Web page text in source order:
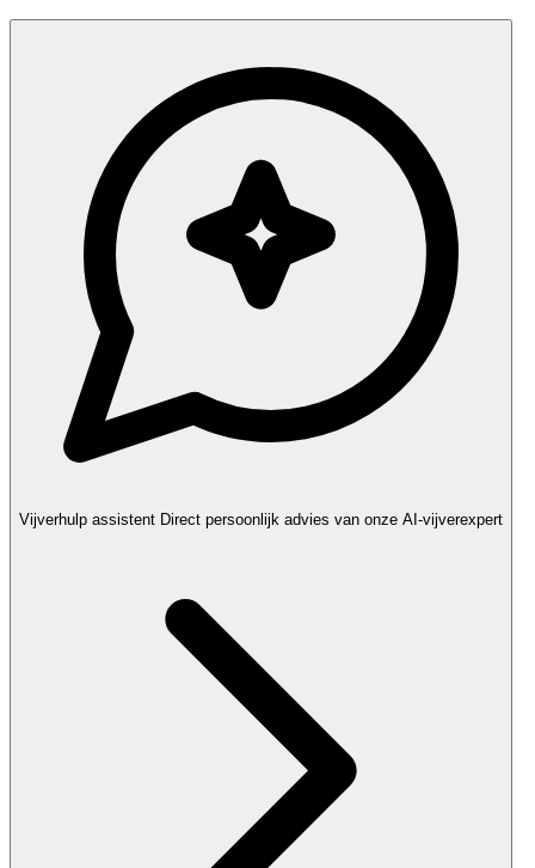
Vijverhulp assistent Direct persoonlijk advies van onze AI-vijverexpert